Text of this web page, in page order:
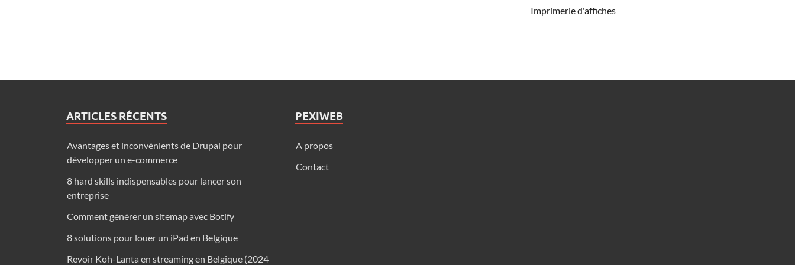
Imprimerie d'affiches
ARTICLES RÉCENTS
Avantages et inconvénients de Drupal pour
développer un e-commerce
8 hard skills indispensables pour lancer son
entreprise
Comment générer un sitemap avec Botify
8 solutions pour louer un iPad en Belgique
Revoir Koh-Lanta en streaming en Belgique (2024
PEXIWEB
A propos
Contact